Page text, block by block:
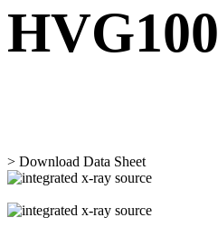
HVG100
> Download Data Sheet